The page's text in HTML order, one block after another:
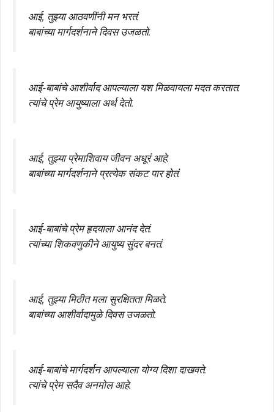
आई, तुझ्या आठवणींनी मन भरतं.
बाबांच्या मार्गदर्शनाने दिवस उजळतो.
आई-बाबांचे आशीर्वाद आपल्याला यश मिळवायला मदत करतात.
त्यांचे प्रेम आयुष्याला अर्थ देतो.
आई, तुझ्या प्रेमाशिवाय जीवन अधूरं आहे.
बाबांच्या मार्गदर्शनाने प्रत्येक संकट पार होतं.
आई-बाबांचे प्रेम हृदयाला आनंद देतं.
त्यांच्या शिकवणुकीने आयुष्य सुंदर बनतं.
आई, तुझ्या मिठीत मला सुरक्षितता मिळते.
बाबांच्या आशीर्वादामुळे दिवस उजळतो.
आई-बाबांचे मार्गदर्शन आपल्याला योग्य दिशा दाखवते.
त्यांचे प्रेम सदैव अनमोल आहे.